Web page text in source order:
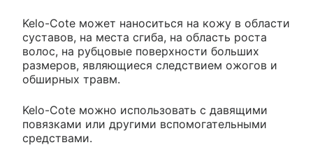
Kelo-Cote может наноситься на кожу в области
суставов, на места сгиба, на область роста
волос, на рубцовые поверхности больших
размеров, являющиеся следствием ожогов и
обширных травм.
Kelo-Cote можно использовать с давящими
повязками или другими вспомогательными
средствами.